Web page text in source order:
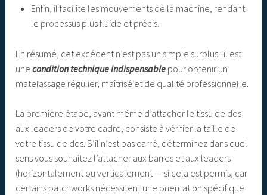
Enfin, il facilite les mouvements de la machine, rendant
le processus plus fluide et précis.
En résumé, cet excédent n’est pas un simple surplus : il est
unecondition technique indispensable pour obtenir un
matelassage régulier, maîtrisé et de qualité professionnelle.
La première étape, avant même d’attacher le tissu de dos
aux leaders de votre cadre, consiste à vérifier la taille de
votre tissu de dos. S’il n’est pas carré, déterminez dans quel
sens vous souhaitez l’attacher aux barres et aux leaders
(horizontalement ou verticalement — si cela est permis, car
certains patchworks nécessitent une orientation spécifique